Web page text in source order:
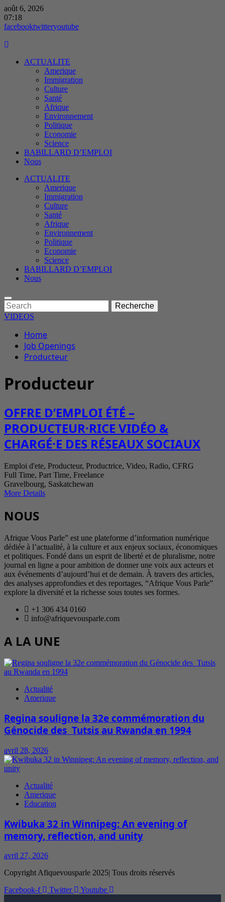
août 6, 2026
07:18
facebookopens
window
twitteropens
window
youtubeopens
ACTUALITE
Amerique
Immigration
Culture
Santé
Afrique
Environnement
Politique
Economie
Science
BABILLARD D’EMPLOI
Nous
Menu
ACTUALITE
Amerique
Immigration
Culture
Santé
Afrique
Environnement
Politique
Economie
Science
BABILLARD D’EMPLOI
Nous
Enter
Keyword
Search
for:
Recherche
Search
VIDEOS
Skip
content
Home
Job Openings
Producteur
Producteur
OFFRE D’EMPLOI ÉTÉ –
PRODUCTEUR·RICE VIDÉO &
CHARGÉ·E DES RÉSEAUX SOCIAUX
Emploi d'ete Producteur Productrice Video Radio CFRG
Full Time Part Time Freelance
Gravelbourg Saskatchewan
More Details
NOUS
Afrique Vous Parle” est une plateforme d’information numérique
dédiée à l’actualité, à la culture et aux enjeux sociaux, économiques
et politiques. Fondé dans un esprit de liberté et de pluralisme, notre
journal en ligne a pour ambition de donner une voix aux acteurs et
aux événements d’aujourd’hui et de demain. À travers des articles,
des analyses approfondies et des reportages, “Afrique Vous Parle”
explore la diversité et la richesse sous toutes ses formes.
+1 306 434 0160
info@afriquevousparle.com
A LA UNE
Actualité
Amerique
Regina souligne la 32e commémoration du
Génocide des Tutsis au Rwanda en 1994
avril 28, 2026
Actualité
Amerique
Education
Kwibuka 32 in Winnipeg: An evening of
memory, reflection, and unity
avril 27, 2026
Copyright Afiquevousparle 2025| Tous droits réservés
Facebook-f
Twitter Youtube